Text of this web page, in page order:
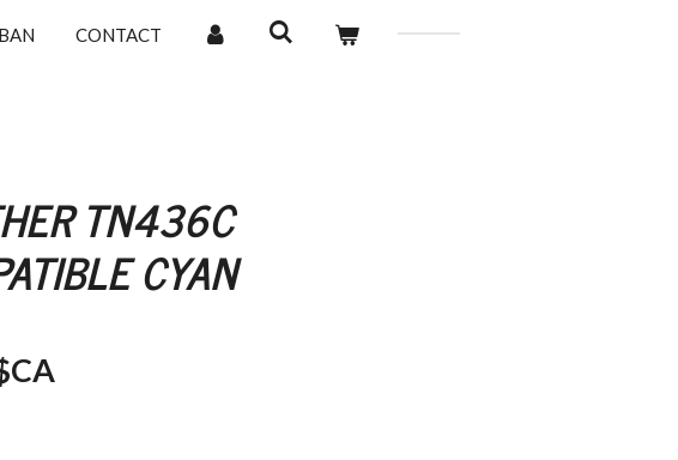
CONTACT
TN436C
CYAN